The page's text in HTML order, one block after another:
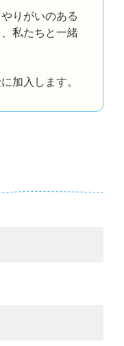
りがいのある
私たちと一緒
加入します。